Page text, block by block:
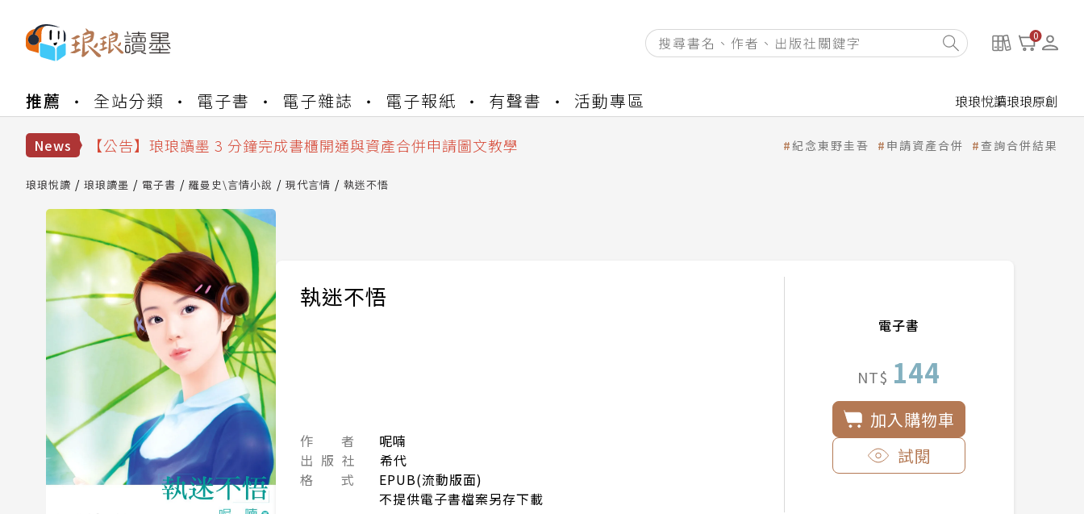
0
推薦 全站分類 電子書 電子雜誌 電子報紙 有聲書 活動專區 琅琅悅讀琅琅原創
News
【公告】琅琅讀墨數位閱讀資產合併與書櫃開通申請
【公告】琅琅讀墨 3 分鐘完成書櫃開通與資產合併申請圖文教學
【公告】琅琅讀墨數位閱讀資產合併與書櫃開通申請
紀念東野圭吾 申請資產合併 查詢合併結果
琅琅悅讀 琅琅讀墨 電子書 羅曼史\言情小說 現代言情 執迷不悟
執迷不悟
作 者
呢喃
出 版 社
希代
格 式
EPUB(流動版面)
不提供電子書檔案另存下載
電子書
NT$ 144
加入購物車
試閱